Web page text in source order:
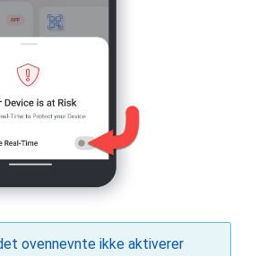
TotalAV tilgang – Kontakter
Tillat, slik at TotalAV kan få
kontaktene dine.
ovennevnte ikke aktiverer